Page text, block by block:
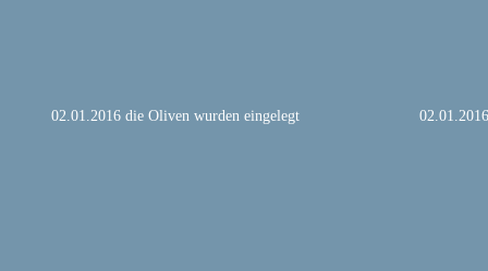
02.01.2016 die Oliven wurden eingelegt